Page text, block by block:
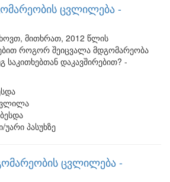
ცვლილება -
მითხრათ, 2012 წლის
როგორ შეიცვალა მდგომარეობა
საკითხებთან დაკავშირებით? -
უარი პასუხზე
ცვლილება -